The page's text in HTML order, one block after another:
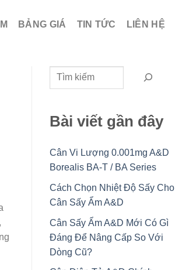
BẢNG GIÁ TIN TỨC LIÊN HỆ
Tìm kiếm
Bài viết gần đây
Cân Vi Lượng 0.001mg A&D
Borealis BA-T / BA Series
Cách Chọn Nhiệt Độ Sấy Cho
Cân Sấy Ẩm A&D
Cân Sấy Ẩm A&D Mới Có Gì
Đáng Để Nâng Cấp So Với
Dòng Cũ?